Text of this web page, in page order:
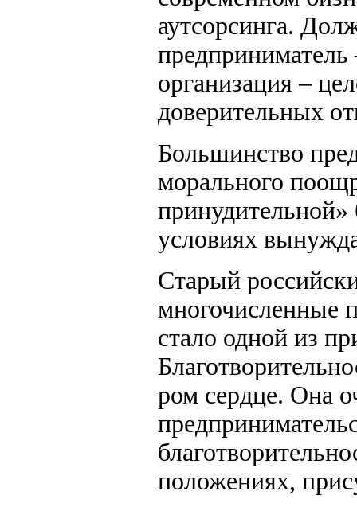
аутсорсинга.
организация –
доверительных
Большинство
морального
принудительной»
условиях
Старый
многочисленные
стало одной из
ром сердце. Она
положениях,